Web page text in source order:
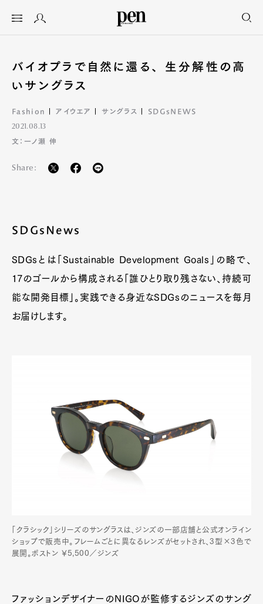
バイオプラで自然に還る、 生分解性の高
いサングラス
Fashion アイウエア サングラス SDGsNEWS
2021.08.13
文：一ノ瀬 伸
Share:
SDGsNews
SDGsとは「Sustainable Development Goals」の略で、
17のゴールから構成される「誰ひとり取り残さない、持続可
能な開発目標」。実践できる身近なSDGsのニュースを毎月
お届けします。
「クラシック」シリーズのサングラスは、ジンズの一部店舗と公式オンライン
ショップで販売中。フレームごとに異なるレンズがセットされ、3型×3色で
展開。ボストン ￥5,500／ジンズ
ファッションデザイナーのNIGOが監修するジンズのサング